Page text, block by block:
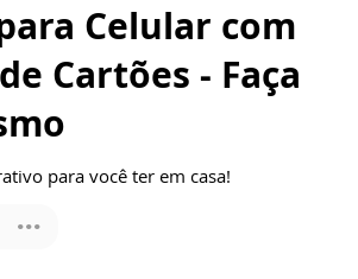
Celular com
Cartões - Faça
para você ter em casa!